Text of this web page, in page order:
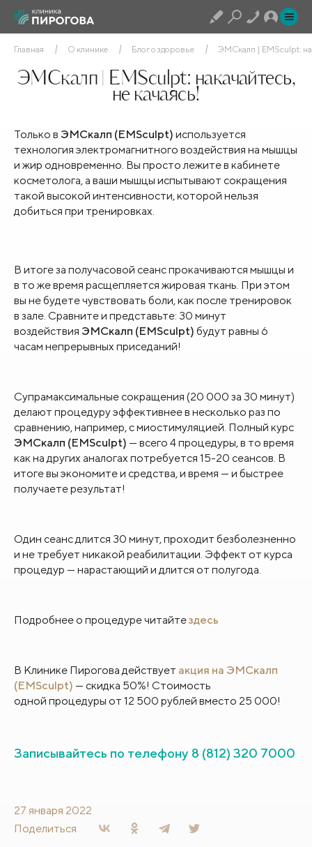
Главная О клинике Блог о здоровье ЭМСкалп | EMSculpt:
ЭМСкалп | EMSculpt: накачайтесь,
не качаясь!
Только в ЭМСкалп (EMSculpt) используется
технология электромагнитного воздействия на мышцы
и жир одновременно. Вы просто лежите в кабинете
косметолога, а ваши мышцы испытывают сокращения
такой высокой интенсивности, которой нельзя
добиться при тренировках.
В итоге за получасовой сеанс прокачиваются мышцы и
в то же время расщепляется жировая ткань. При этом
вы не будете чувствовать боли, как после тренировок
в зале. Сравните и представьте: 30 минут
воздействия ЭМСкалп (EMSculpt) будут равны 6
часам непрерывных приседаний!
Супрамаксимальные сокращения (20 000 за 30 минут)
делают процедуру эффективнее в несколько раз по
сравнению, например, с миостимуляцией. Полный курс
ЭМСкалп (EMSculpt) — всего 4 процедуры, в то время
как на других аналогах потребуется 15-20 сеансов. В
итоге вы экономите и средства, и время — и быстрее
получаете результат!
Один сеанс длится 30 минут, проходит безболезненно
и не требует никакой реабилитации. Эффект от курса
процедур — нарастающий и длится от полугода.
Подробнее о процедуре читайтездесь
В Клинике Пирогова действует акция на ЭМСкалп
(EMSculpt) — скидка 50%! Стоимость
одной процедуры от 12 500 рублей вместо 25 000!
Записывайтесь по телефону 8 (812) 320 7000
27 января 2022
Поделиться